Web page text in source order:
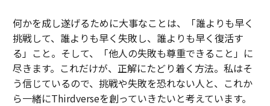
何かを成し遂げるために大事なことは、「誰よりも早く
挑戦して、誰よりも早く失敗し、誰よりも早く復活す
る」こと。そして、「他人の失敗も尊重できること」に
尽きます。これだけが、正解にたどり着く方法。私はそ
う信じているので、挑戦や失敗を恐れない人と、これか
ら一緒にThirdverseを創っていきたいと考えています。